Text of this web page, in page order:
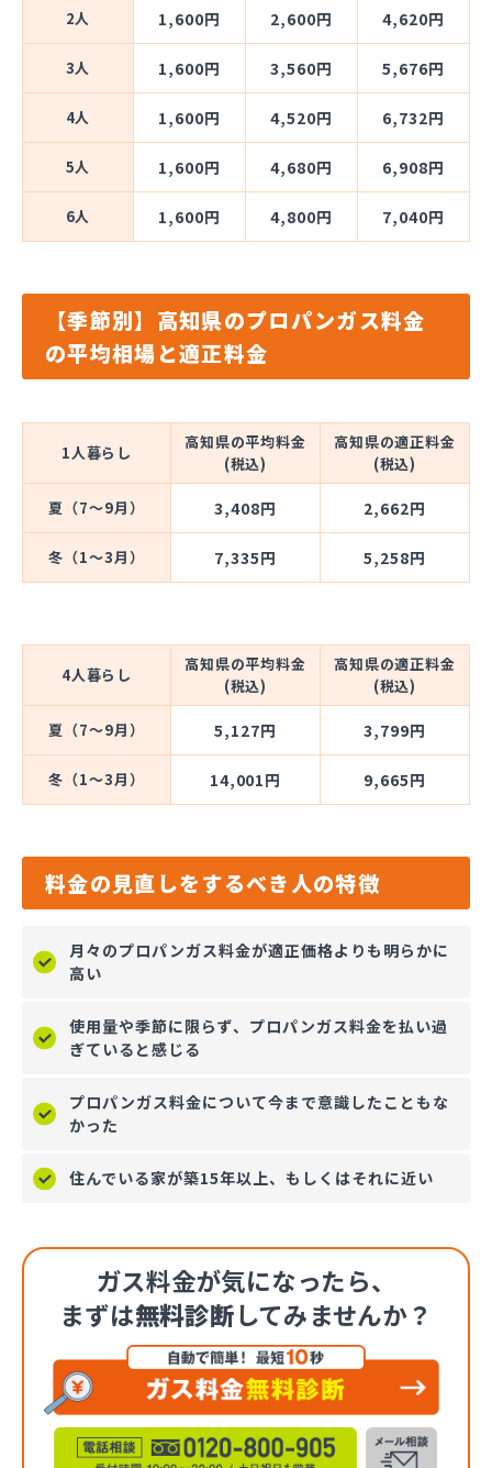
2人 1,600円 2,600円 4,620円
3人 1,600円 3,560円 5,676円
4人 1,600円 4,520円 6,732円
5人 1,600円 4,680円 6,908円
6人 1,600円 4,800円 7,040円
【季節別】高知県のプロパンガス料金
の平均相場と適正料金
1人暮らし
高知県の平均料金
(税込)
高知県の適正料金
(税込)
夏（7～9月） 3,408円 2,662円
冬（1～3月） 7,335円 5,258円
4人暮らし
高知県の平均料金
(税込)
高知県の適正料金
(税込)
夏（7～9月） 5,127円 3,799円
冬（1～3月） 14,001円 9,665円
料金の見直しをするべき人の特徴
月々のプロパンガス料金が適正価格よりも明らかに
高い
使用量や季節に限らず、プロパンガス料金を払い過
ぎていると感じる
プロパンガス料金について今まで意識したこともな
かった
住んでいる家が築15年以上、もしくはそれに近い
ガス料金が気になったら、
まずは無料診断してみませんか？